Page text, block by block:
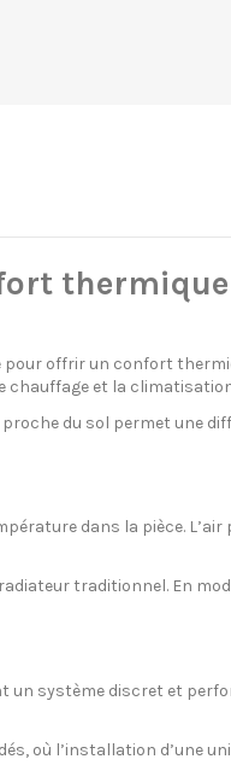
offrir un confort
chauffage et la
du sol permet une
dans la pièce.
traditionnel. En
système discret et
où l’installation d’une